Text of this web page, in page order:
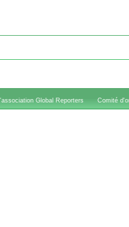
L'association Global Reporters Comité